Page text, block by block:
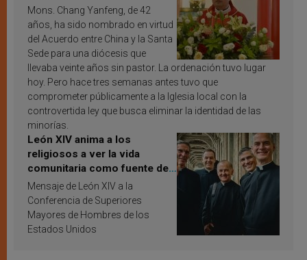
Mons. Chang Yanfeng, de 42
años, ha sido nombrado en virtud
del Acuerdo entre China y la Santa
Sede para una diócesis que
llevaba veinte años sin pastor. La ordenación tuvo lugar
hoy. Pero hace tres semanas antes tuvo que
comprometer públicamente a la Iglesia local con la
controvertida ley que busca eliminar la identidad de las
minorías.
León XIV anima a los
religiosos a ver la vida
comunitaria como fuente de
inspiración y santificación
Mensaje de León XIV a la
Conferencia de Superiores
Mayores de Hombres de los
Estados Unidos